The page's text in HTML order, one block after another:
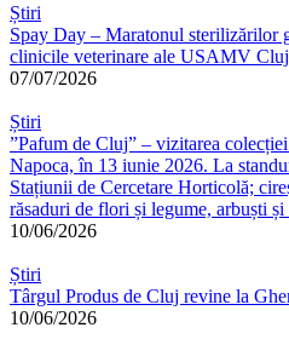
Știri
Spay Day – Maratonul sterilizărilor
clinicile veterinare ale USAMV
07/07/2026
Știri
”Pafum de Cluj” – vizitarea
Napoca, în 13 iunie 2026. La
Stațiunii de Cercetare Horticolă;
răsaduri de flori și legume, arbuști
10/06/2026
Știri
Târgul Produs de Cluj revine la
10/06/2026